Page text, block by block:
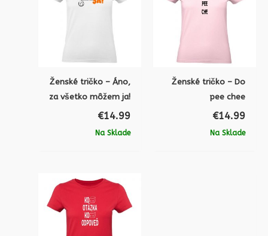
Ženské tričko – Áno,
za všetko môžem ja!
€14.99
Na Sklade
Ženské tričko – Do
pee chee
€14.99
Na Sklade